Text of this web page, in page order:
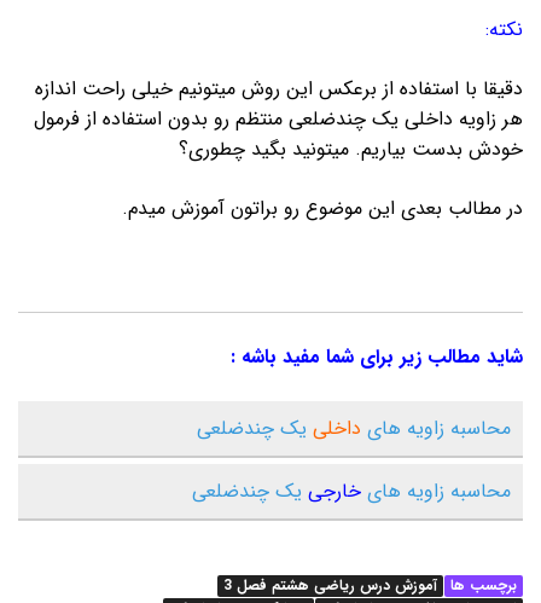
نکته:
دقیقا با استفاده از برعکس این روش میتونیم خیلی راحت اندازه
هر زاویه داخلی یک چندضلعی منتظم رو بدون استفاده از فرمول
خودش بدست بیاریم. میتونید بگید چطوری؟
در مطالب بعدی این موضوع رو براتون آموزش میدم.
شاید مطالب زیر برای شما مفید باشه :
محاسبه زاویه های داخلی یک چندضلعی
محاسبه زاویه های خارجی یک چندضلعی
برچسب ها آموزش درس ریاضی هشتم فصل 3